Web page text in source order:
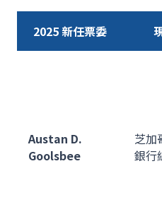
2025 新任票委
Austan D.
Goolsbee
芝加
銀行